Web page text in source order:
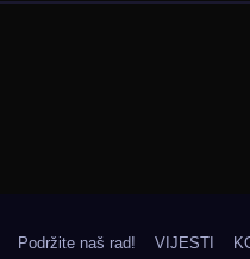
Podržite naš rad! VIJESTI